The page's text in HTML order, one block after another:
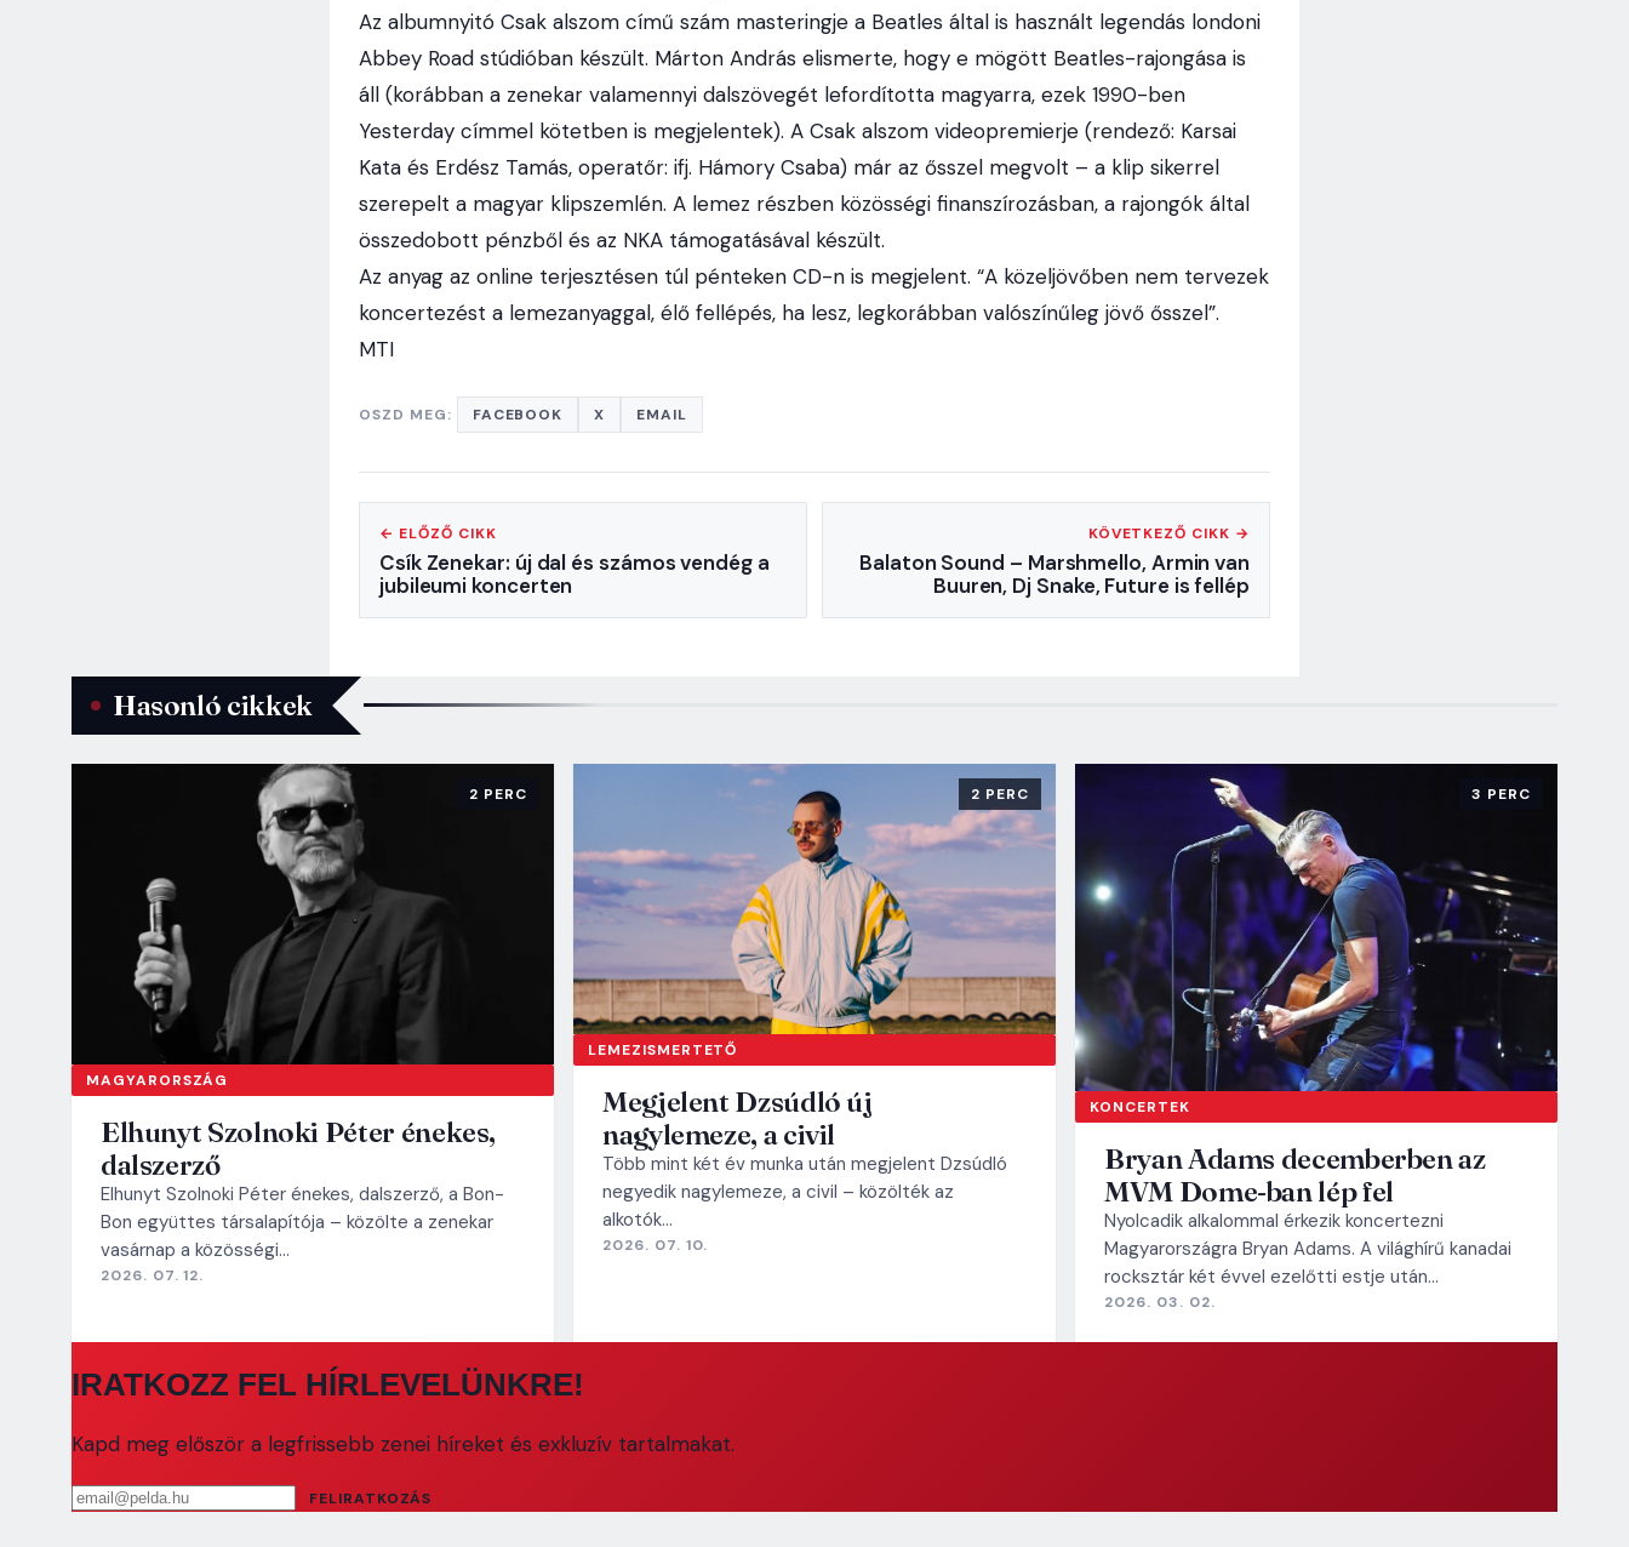
Az albumnyitó Csak alszom című szám masteringje a Beatles által is használt legendás londoni
Abbey Road stúdióban készült. Márton András elismerte, hogy e mögött Beatles-rajongása is
áll (korábban a zenekar valamennyi dalszövegét lefordította magyarra, ezek 1990-ben
Yesterday címmel kötetben is megjelentek). A Csak alszom videopremierje (rendező: Karsai
Kata és Erdész Tamás, operatőr: ifj. Hámory Csaba) már az ősszel megvolt – a klip sikerrel
szerepelt a magyar klipszemlén. A lemez részben közösségi finanszírozásban, a rajongók által
összedobott pénzből és az NKA támogatásával készült.
Az anyag az online terjesztésen túl pénteken CD-n is megjelent. “A közeljövőben nem tervezek
koncertezést a lemezanyaggal, élő fellépés, ha lesz, legkorábban valószínűleg jövő ősszel”.
MTI
OSZD MEG: FACEBOOK X EMAIL
← ELŐZŐ CIKK
Csík Zenekar: új dal és számos vendég a
jubileumi koncerten
KÖVETKEZŐ CIKK →
Balaton Sound – Marshmello, Armin van
Buuren, Dj Snake, Future is fellép
Hasonló cikkek
MAGYARORSZÁG
2 PERC
Elhunyt Szolnoki Péter énekes,
dalszerző
Elhunyt Szolnoki Péter énekes, dalszerző, a Bon-
Bon együttes társalapítója – közölte a zenekar
vasárnap a közösségi…
2026. 07. 12.
LEMEZISMERTETŐ
2 PERC
Megjelent Dzsúdló új
nagylemeze, a civil
Több mint két év munka után megjelent Dzsúdló
negyedik nagylemeze, a civil – közölték az
alkotók…
2026. 07. 10.
KONCERTEK
3 PERC
Bryan Adams decemberben az
MVM Dome-ban lép fel
Nyolcadik alkalommal érkezik koncertezni
Magyarországra Bryan Adams. A világhírű kanadai
rocksztár két évvel ezelőtti estje után…
2026. 03. 02.
IRATKOZZ FEL HÍRLEVELÜNKRE!
Kapd meg először a legfrissebb zenei híreket és exkluzív tartalmakat.
Email cím
FELIRATKOZÁS